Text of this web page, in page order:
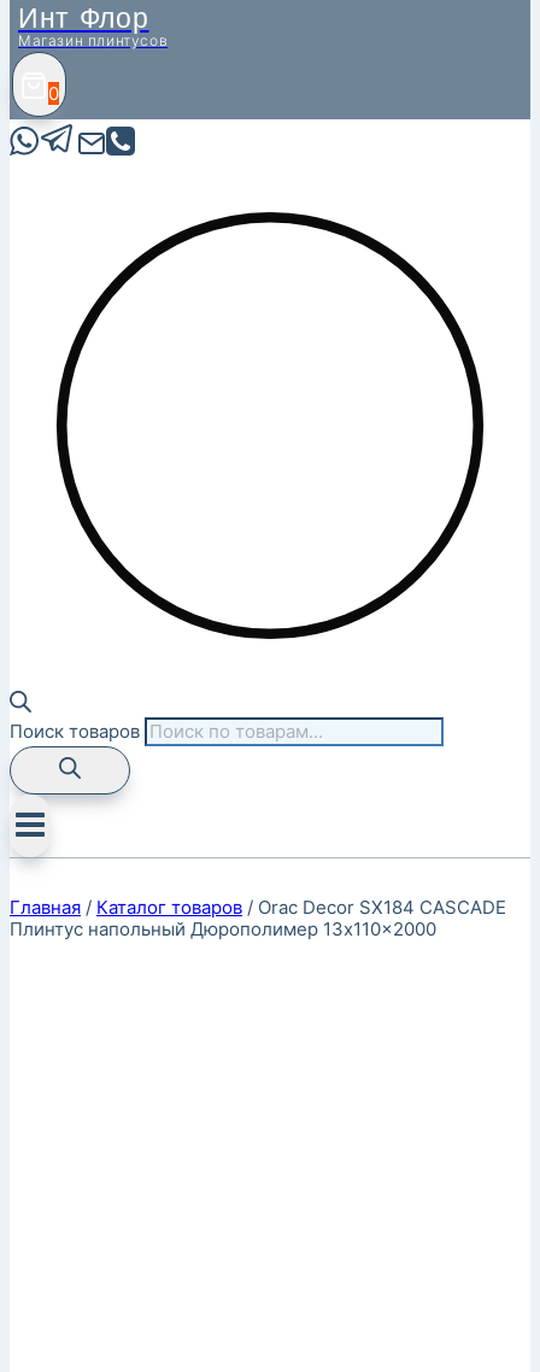
Инт Флор
Магазин плинтусов
0
Поиск товаров
Главная / Каталог товаров / Orac Decor SX184 CASCADE
Плинтус напольный Дюрополимер 13x110x2000